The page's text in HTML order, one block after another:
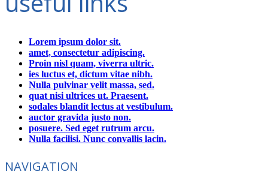
Lorem ipsum dolor sit.
amet, consectetur adipiscing.
Proin nisl quam, viverra ultric.
ies luctus et, dictum vitae nibh.
Nulla pulvinar velit massa, sed.
quat nisi ultrices ut. Praesent.
sodales blandit lectus at vestibulum.
auctor gravida justo non.
posuere. Sed eget rutrum arcu.
Nulla facilisi. Nunc convallis lacin.
NAVIGATION